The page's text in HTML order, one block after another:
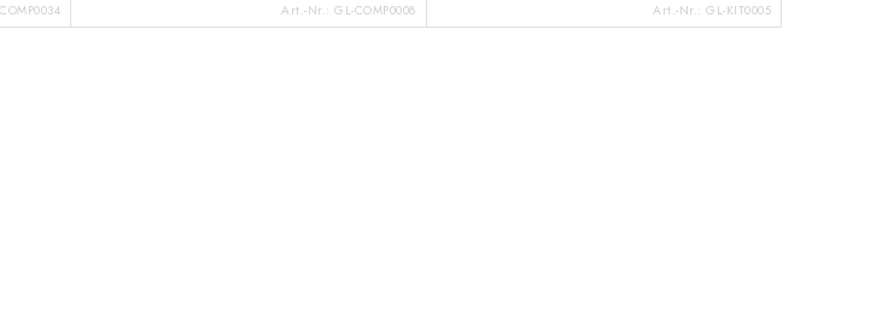
Art.-Nr.: GL-COMP0008 Art.-Nr.: GL-KIT0005